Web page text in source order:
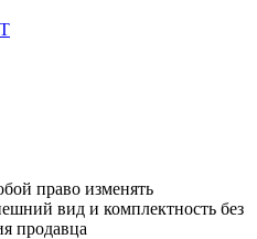
право изменять
вид и комплектность без
продавца